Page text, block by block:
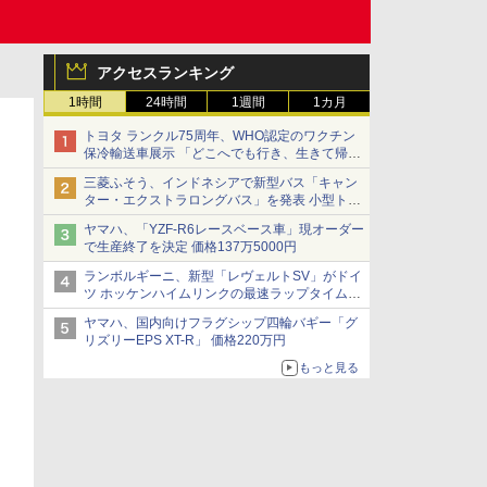
アクセスランキング
1時間 24時間 1週間 1カ月
トヨタ ランクル75周年、WHO認定のワクチン
保冷輸送車展示 「どこへでも行き、生きて帰っ
てこられる」ランドクルーザーで命をつなぐ
三菱ふそう、インドネシアで新型バス「キャン
ター・エクストラロングバス」を発表 小型トラ
ックベースの観光・旅客輸送向けバス
ヤマハ、「YZF-R6レースベース車」現オーダー
で生産終了を決定 価格137万5000円
ランボルギーニ、新型「レヴェルトSV」がドイ
ツ ホッケンハイムリンクの最速ラップタイムを
記録
ヤマハ、国内向けフラグシップ四輪バギー「グ
リズリーEPS XT-R」 価格220万円
もっと見る